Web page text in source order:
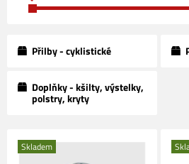
Přilby - cyklistické
Doplňky - kšilty, výstelky,
polstry, kryty
Skladem